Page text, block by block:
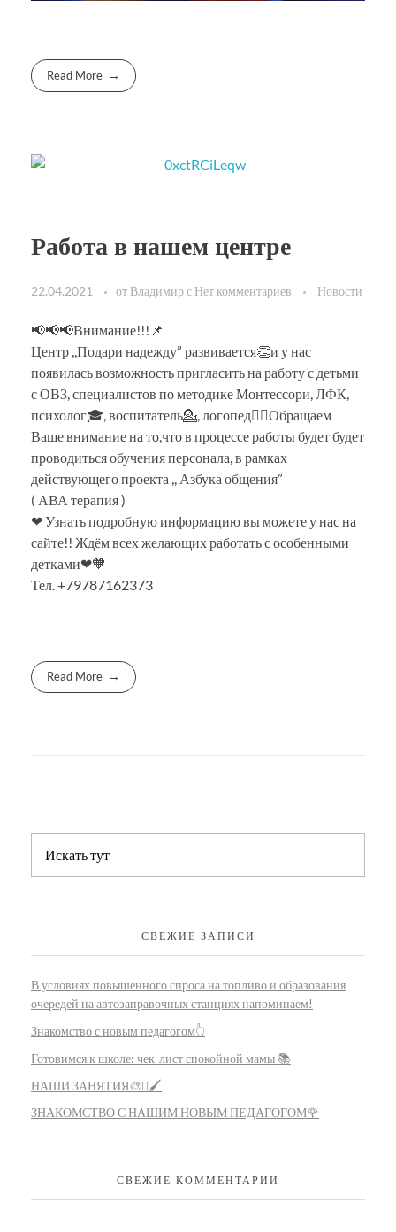
Read More
Работа в нашем центре
22.04.2021 от Владимирс Нет комментариев Новости
📢📢📢Внимание!!!📌
Центр ,,Подари надежду” развивается👏и у нас
появилась возможность пригласить на работу с детьми
с ОВЗ, специалистов по методике Монтессори, ЛФК,
психолог🎓, воспитатель💁, логопед👱‍♀Обращаем
Ваше внимание на то,что в процессе работы будет будет
проводиться обучения персонала, в рамках
действующего проекта ,, Азбука общения”
( АВА терапия )
❤ Узнать подробную информацию вы можете у нас на
сайте!! Ждём всех желающих работать с особенными
детками❤🧡
Тел. +79787162373
Read More
СВЕЖИЕ ЗАПИСИ
В условиях повышенного спроса на топливо и образования
очередей на автозаправочных станциях напоминаем!
Знакомство с новым педагогом👆
Готовимся к школе: чек-лист спокойной мамы 📚
НАШИ ЗАНЯТИЯ🎨🫟🖌️
ЗНАКОМСТВО С НАШИМ НОВЫМ ПЕДАГОГОМ🌹
СВЕЖИЕ КОММЕНТАРИИ